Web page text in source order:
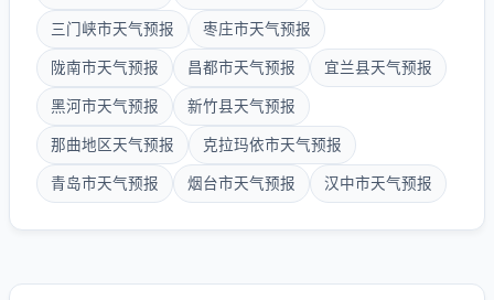
三门峡市天气预报 枣庄市天气预报
陇南市天气预报 昌都市天气预报 宜兰县天气预报
黑河市天气预报 新竹县天气预报
那曲地区天气预报 克拉玛依市天气预报
青岛市天气预报 烟台市天气预报 汉中市天气预报